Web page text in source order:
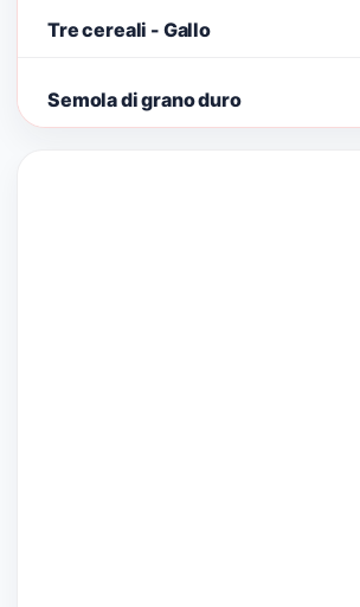
Tre cereali - Gallo
Semola di grano duro